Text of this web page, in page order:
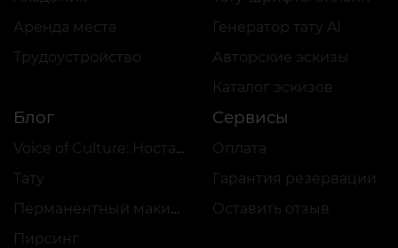
Аренда места
Трудоустройство
Генератор тату AI
Авторские эскизы
Каталог эскизов
Блог
Voice of Culture: Ностальгия по 2000-м
Тату
Перманентный макияж
Пирсинг
Сервисы
Оплата
Гарантия резервации
Оставить отзыв